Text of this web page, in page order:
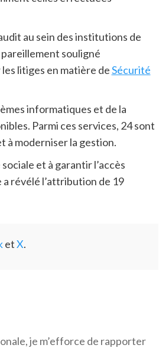
au sein des institutions de
souligné
litiges en matière deSécurité
informatiques et de la
Parmi ces services, 24 sont
à moderniser la gestion.
et à garantir l’accès
révélé l’attribution de 19
etX.
je m’efforce de rapporter